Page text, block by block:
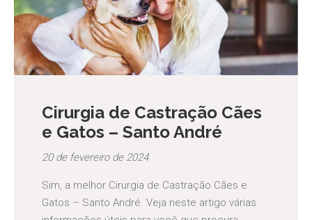
Cirurgia de Castração Cães
e Gatos – Santo André
20 de fevereiro de 2024
Sim, a melhor Cirurgia de Castração Cães e
Gatos – Santo André. Veja neste artigo várias